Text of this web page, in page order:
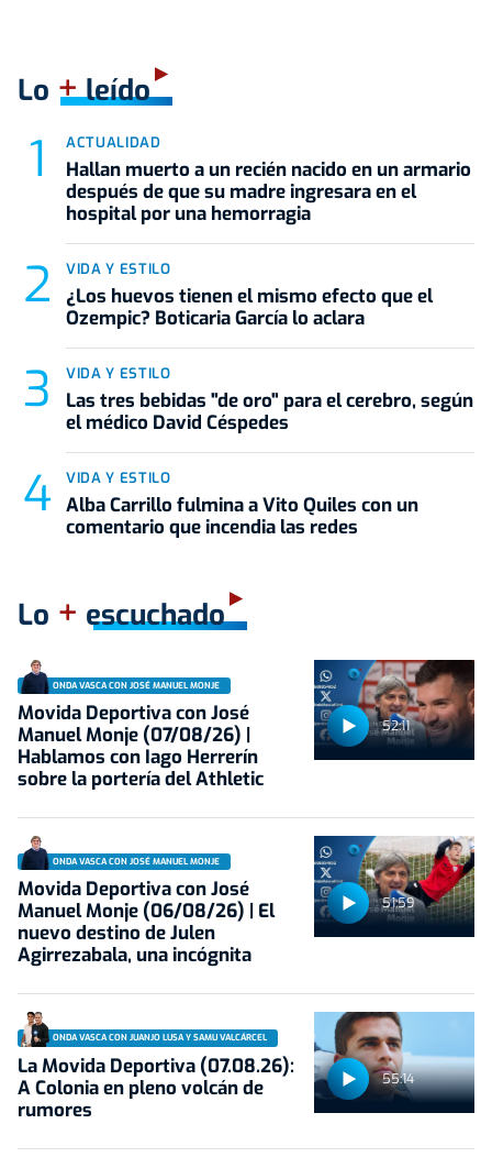
Lo +leído
ACTUALIDAD
Hallan muerto a un recién nacido en un armario
después de que su madre ingresara en el
hospital por una hemorragia
VIDA Y ESTILO
¿Los huevos tienen el mismo efecto que el
Ozempic? Boticaria García lo aclara
VIDA Y ESTILO
Las tres bebidas "de oro" para el cerebro, según
el médico David Céspedes
VIDA Y ESTILO
Alba Carrillo fulmina a Vito Quiles con un
comentario que incendia las redes
Lo + escuchado
52:11
ONDA VASCA CON JOSÉ MANUEL MONJE
Movida Deportiva con José
Manuel Monje (07/08/26) |
Hablamos con Iago Herrerín
sobre la portería del Athletic
51:59
ONDA VASCA CON JOSÉ MANUEL MONJE
Movida Deportiva con José
Manuel Monje (06/08/26) | El
nuevo destino de Julen
Agirrezabala, una incógnita
55:14
ONDA VASCA CON JUANJO LUSA Y SAMU VALCÁRCEL
La Movida Deportiva (07.08.26):
A Colonia en pleno volcán de
rumores